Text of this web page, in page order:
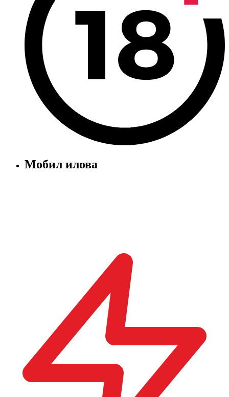
Мобил илова